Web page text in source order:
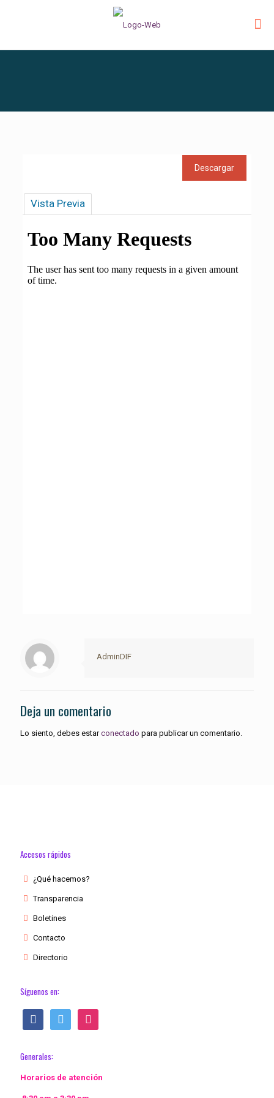
Vista Previa
AdminDIF
Deja un comentario
Lo siento, debes estarconectado para publicar un comentario.
Accesos rápidos
¿Qué hacemos?
Transparencia
Boletines
Contacto
Directorio
Síguenos en:
facebook twitter instagram
Generales:
Horarios de atención